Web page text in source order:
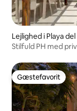
Lejlighed i Playa
Stilfuld PH med
Gæstefavorit
Gæstefavorit